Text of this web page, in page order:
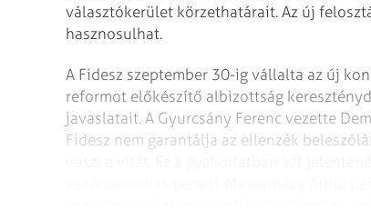
választókerület körzethatárait. Az új
hasznosulhat.
A Fidesz szeptember 30-ig vállalta az új
reformot előkészítő albizottság
javaslatait. A Gyurcsány Ferenc vezette
Fidesz nem garantálja az ellenzék